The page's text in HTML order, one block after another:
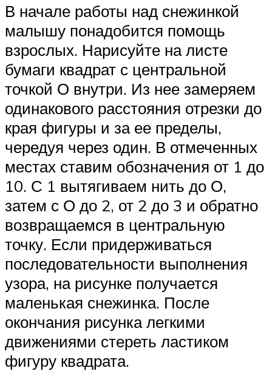
В начале работы над снежинкой
малышу понадобится помощь
взрослых. Нарисуйте на листе
бумаги квадрат с центральной
точкой О внутри. Из нее замеряем
одинакового расстояния отрезки до
края фигуры и за ее пределы,
чередуя через один. В отмеченных
местах ставим обозначения от 1 до
10. С 1 вытягиваем нить до О,
затем с О до 2, от 2 до 3 и обратно
возвращаемся в центральную
точку. Если придерживаться
последовательности выполнения
узора, на рисунке получается
маленькая снежинка. После
окончания рисунка легкими
движениями стереть ластиком
фигуру квадрата.